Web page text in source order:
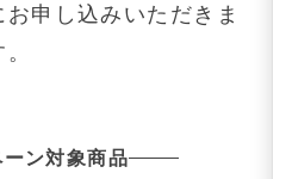
申し込みいただきま
ン対象商品